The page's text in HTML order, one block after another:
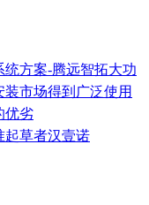
统方案-腾远智拓大功
装市场得到广泛使用
优劣
起草者汉壹诺